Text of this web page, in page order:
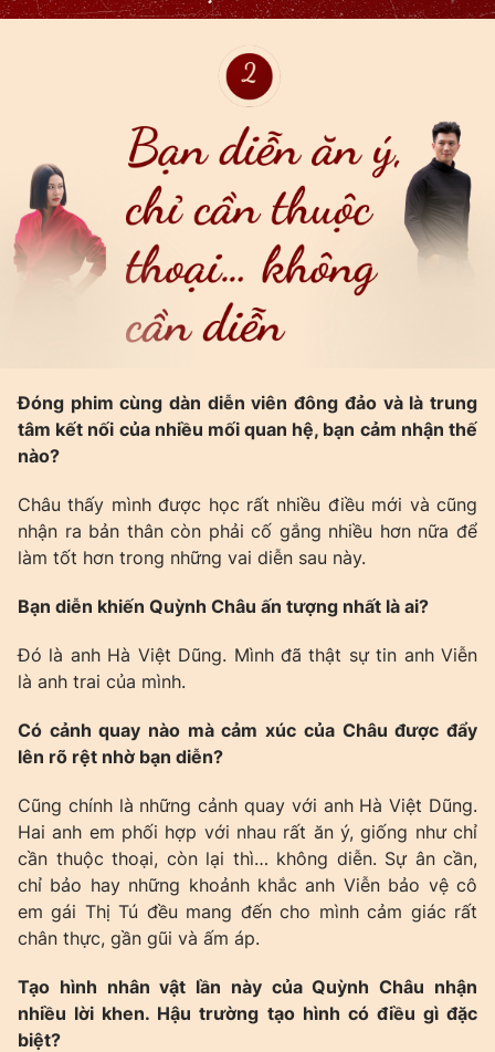
Đóng phim cùng dàn diễn viên đông đảo và là trung
tâm kết nối của nhiều mối quan hệ, bạn cảm nhận thế
nào?
Châu thấy mình được học rất nhiều điều mới và cũng
nhận ra bản thân còn phải cố gắng nhiều hơn nữa để
làm tốt hơn trong những vai diễn sau này.
Bạn diễn khiến Quỳnh Châu ấn tượng nhất là ai?
Đó là anh Hà Việt Dũng. Mình đã thật sự tin anh Viễn
là anh trai của mình.
Có cảnh quay nào mà cảm xúc của Châu được đẩy
lên rõ rệt nhờ bạn diễn?
Cũng chính là những cảnh quay với anh Hà Việt Dũng.
Hai anh em phối hợp với nhau rất ăn ý, giống như chỉ
cần thuộc thoại, còn lại thì… không diễn. Sự ân cần,
chỉ bảo hay những khoảnh khắc anh Viễn bảo vệ cô
em gái Thị Tú đều mang đến cho mình cảm giác rất
chân thực, gần gũi và ấm áp.
Tạo hình nhân vật lần này của Quỳnh Châu nhận
nhiều lời khen. Hậu trường tạo hình có điều gì đặc
biệt?